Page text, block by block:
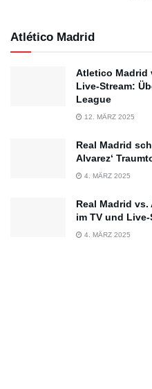
Atlético Madrid
Atletico Madrid
Live-Stream:
League
12. MÄRZ 2025
Real Madrid
Alvarez‘
4. MÄRZ 2025
Real Madrid
im TV und Live-
4. MÄRZ 2025